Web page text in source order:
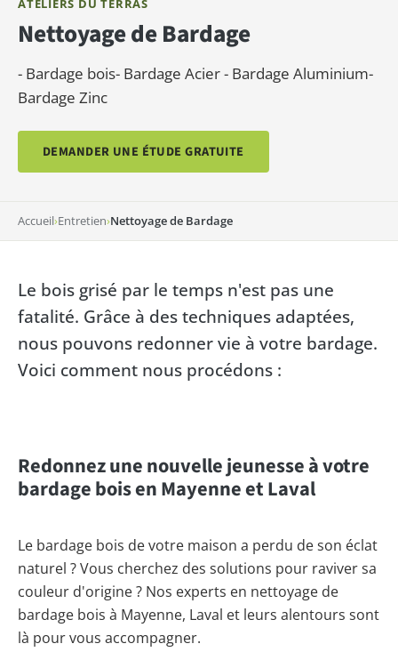
ATELIERS DU TERRAS
Nettoyage de Bardage
- Bardage bois- Bardage Acier - Bardage Aluminium-
Bardage Zinc
DEMANDER UNE ÉTUDE GRATUITE
Accueil›Entretien›Nettoyage de Bardage
Le bois grisé par le temps n'est pas une
fatalité. Grâce à des techniques adaptées,
nous pouvons redonner vie à votre bardage.
Voici comment nous procédons :
Redonnez une nouvelle jeunesse à votre
bardage bois en Mayenne et Laval
Le bardage bois de votre maison a perdu de son éclat
naturel ? Vous cherchez des solutions pour raviver sa
couleur d'origine ? Nos experts en nettoyage de
bardage bois à Mayenne, Laval et leurs alentours sont
là pour vous accompagner.